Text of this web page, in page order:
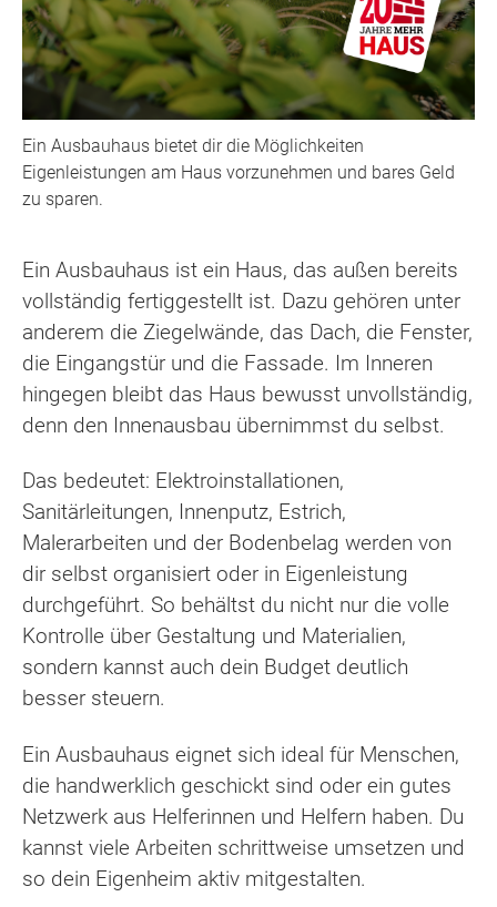
Ein Ausbauhaus bietet dir die Möglichkeiten
Eigenleistungen am Haus vorzunehmen und bares Geld
zu sparen.
Ein Ausbauhaus ist ein Haus, das außen bereits
vollständig fertiggestellt ist. Dazu gehören unter
anderem die Ziegelwände, das Dach, die Fenster,
die Eingangstür und die Fassade. Im Inneren
hingegen bleibt das Haus bewusst unvollständig,
denn den Innenausbau übernimmst du selbst.
Das bedeutet: Elektroinstallationen,
Sanitärleitungen, Innenputz, Estrich,
Malerarbeiten und der Bodenbelag werden von
dir selbst organisiert oder in Eigenleistung
durchgeführt. So behältst du nicht nur die volle
Kontrolle über Gestaltung und Materialien,
sondern kannst auch dein Budget deutlich
besser steuern.
Ein Ausbauhaus eignet sich ideal für Menschen,
die handwerklich geschickt sind oder ein gutes
Netzwerk aus Helferinnen und Helfern haben. Du
kannst viele Arbeiten schrittweise umsetzen und
so dein Eigenheim aktiv mitgestalten.